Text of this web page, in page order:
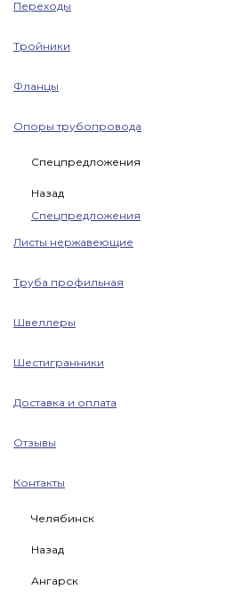
Переходы
Тройники
Фланцы
Опоры трубопровода
Спецпредложения
Назад
Спецпредложения
Листы нержавеющие
Труба профильная
Швеллеры
Шестигранники
Доставка и оплата
Отзывы
Контакты
Челябинск
Назад
Ангарск